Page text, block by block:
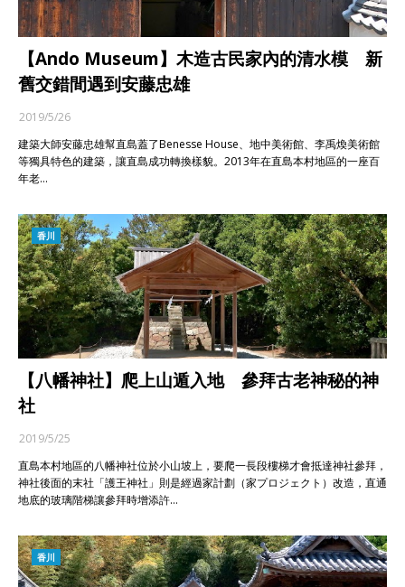
【Ando Museum】木造古民家內的清水模 新
舊交錯間遇到安藤忠雄
2019/5/26
建築大師安藤忠雄幫直島蓋了Benesse House、地中美術館、李禹煥美術館
等獨具特色的建築，讓直島成功轉換樣貌。2013年在直島本村地區的一座百
年老…
香川
【八幡神社】爬上山遁入地 參拜古老神秘的神
社
2019/5/25
直島本村地區的八幡神社位於小山坡上，要爬一長段樓梯才會抵達神社參拜，
神社後面的末社「護王神社」則是經過家計劃（家プロジェクト）改造，直通
地底的玻璃階梯讓參拜時增添許…
香川